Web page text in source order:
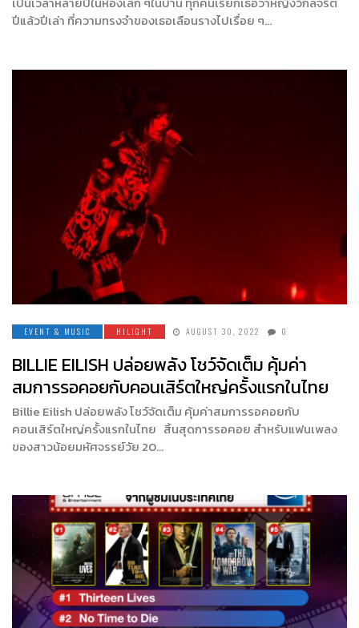
ปีแล้วปีเล่า ที่ความทรงจำของเธอเลือนรางไปเรื่อย ๆ…
EVENT & MUSIC HILIGHT AUGUST 30, 2022 0
BILLIE EILISH ปล่อยพลัง โชว์จัดเต็ม คุ้มค่า
สมการรอคอยกับคอนเสิร์ตใหญ่ครั้งแรกในไทย
Billie Eilish ปล่อยพลัง โชว์จัดเต็ม คุ้มค่าสมการรอคอยกับ
คอนเสิร์ตใหญ่ครั้งแรกในไทย สิ้นสุดการรอคอย สำหรับแฟนเพลง
ของสาวน้อยมหัศจรรย์วัย 20…